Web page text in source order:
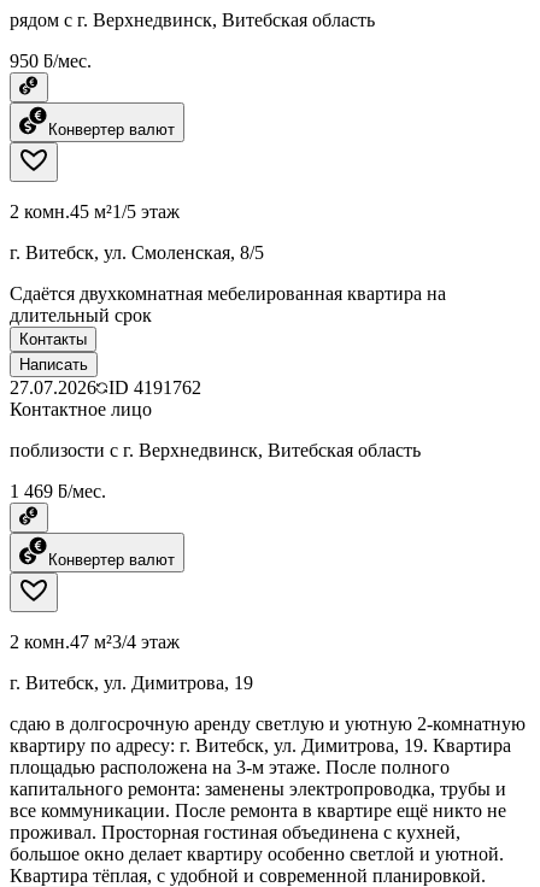
рядом с г. Верхнедвинск, Витебская область
950 ƃ/мес.
Конвертер валют
2 комн.45 м²1/5 этаж
г. Витебск, ул. Смоленская, 8/5
Сдаётся двухкомнатная мебелированная квартира на
длительный срок
Контакты
Написать
27.07.2026 ID 4191762
Контактное лицо
поблизости с г. Верхнедвинск, Витебская область
1 469 ƃ/мес.
Конвертер валют
2 комн.47 м²3/4 этаж
г. Витебск, ул. Димитрова, 19
сдаю в долгосрочную аренду светлую и уютную 2-комнатную
квартиру по адресу: г. Витебск, ул. Димитрова, 19. Квартира
площадью расположена на 3-м этаже. После полного
капитального ремонта: заменены электропроводка, трубы и
все коммуникации. После ремонта в квартире ещё никто не
проживал. Просторная гостиная объединена с кухней,
большое окно делает квартиру особенно светлой и уютной.
Квартира тёплая, с удобной и современной планировкой.